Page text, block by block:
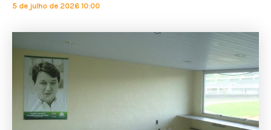
5 de julho de 2026 10:00